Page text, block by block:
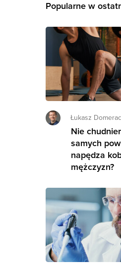
Popularne w
Łukasz
Nie
samych
napędza
mężczyzn?